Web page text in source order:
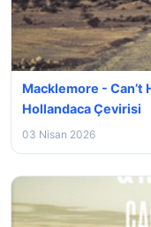
Macklemore - Can’t
Hollandaca Çevirisi
03 Nisan 2026